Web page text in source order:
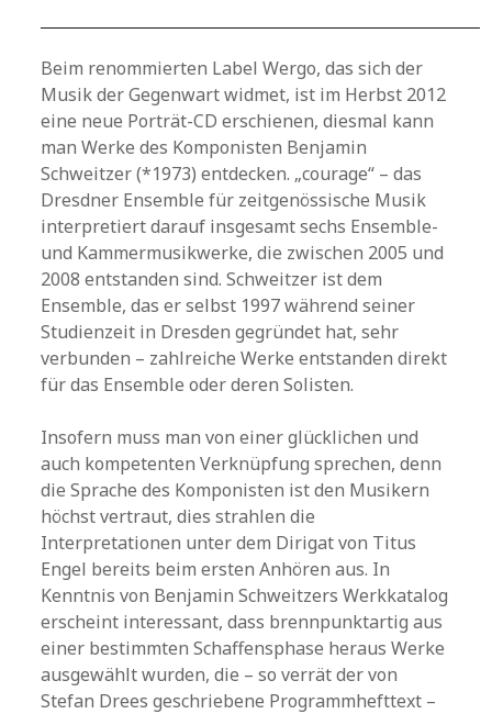
Beim renommierten Label Wergo, das sich der
Musik der Gegenwart widmet, ist im Herbst 2012
eine neue Porträt-CD erschienen, diesmal kann
man Werke des Komponisten Benjamin
Schweitzer (*1973) entdecken. „courage“ – das
Dresdner Ensemble für zeitgenössische Musik
interpretiert darauf insgesamt sechs Ensemble-
und Kammermusikwerke, die zwischen 2005 und
2008 entstanden sind. Schweitzer ist dem
Ensemble, das er selbst 1997 während seiner
Studienzeit in Dresden gegründet hat, sehr
verbunden – zahlreiche Werke entstanden direkt
für das Ensemble oder deren Solisten.
Insofern muss man von einer glücklichen und
auch kompetenten Verknüpfung sprechen, denn
die Sprache des Komponisten ist den Musikern
höchst vertraut, dies strahlen die
Interpretationen unter dem Dirigat von Titus
Engel bereits beim ersten Anhören aus. In
Kenntnis von Benjamin Schweitzers Werkkatalog
erscheint interessant, dass brennpunktartig aus
einer bestimmten Schaffensphase heraus Werke
ausgewählt wurden, die – so verrät der von
Stefan Drees geschriebene Programmhefttext –